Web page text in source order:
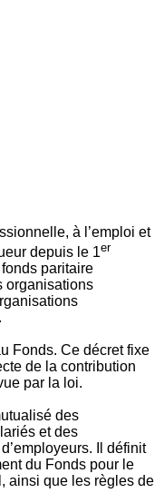
à l’emploi et
depuis le 1er
paritaire
organisations
Fonds. Ce décret fixe
de la contribution
par la loi.
des
et des
Il définit
du Fonds pour le
ainsi que les règles de